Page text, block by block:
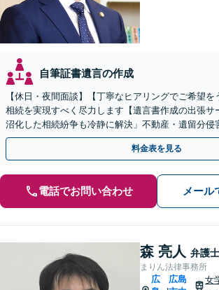
自筆証書遺言の作成
【休日・夜間面談】【丁寧なヒアリングでご希望
相続を実現すべく尽力します【遺言書作成の出張サ
沼化した相続紛争も冷静に解決」不動産・遺留分侵
【縮景園前駅４分】
料金表を見る
電話でお問い合わせ メール
森 亮人 弁護士
まりん法律事務所
広
広島
女